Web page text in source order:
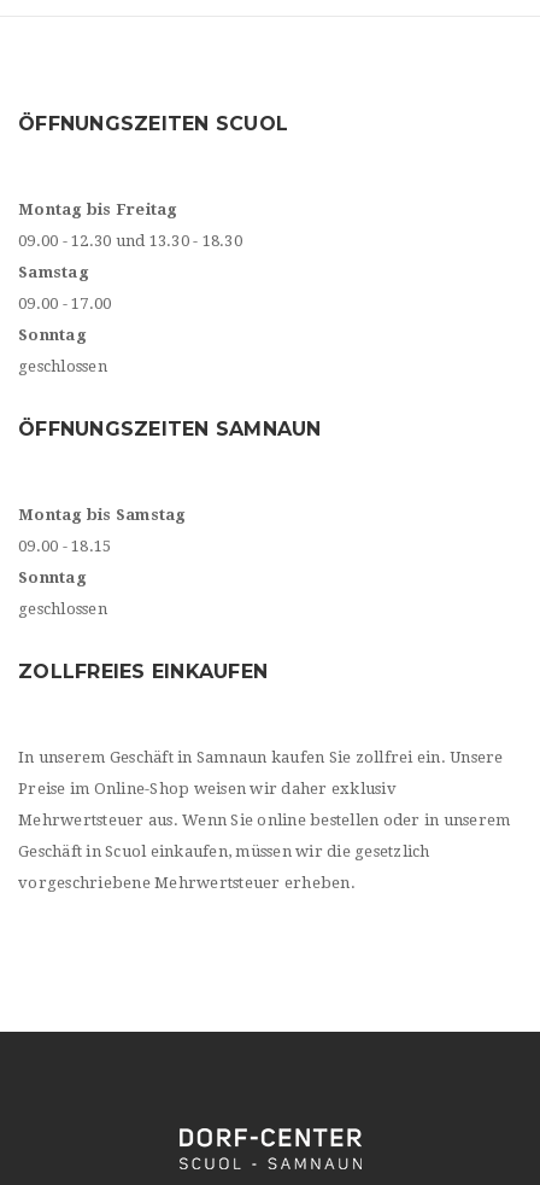
ÖFFNUNGSZEITEN SCUOL
Montag bis Freitag
09.00 - 12.30 und 13.30 - 18.30
Samstag
09.00 - 17.00
Sonntag
geschlossen
ÖFFNUNGSZEITEN SAMNAUN
Montag bis Samstag
09.00 - 18.15
Sonntag
geschlossen
ZOLLFREIES EINKAUFEN
In unserem Geschäft in Samnaun kaufen Sie zollfrei ein. Unsere
Preise im Online-Shop weisen wir daher exklusiv
Mehrwertsteuer aus. Wenn Sie online bestellen oder in unserem
Geschäft in Scuol einkaufen, müssen wir die gesetzlich
vorgeschriebene Mehrwertsteuer erheben.